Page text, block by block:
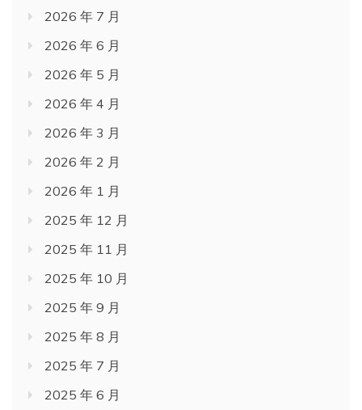
2026 年 7 月
2026 年 6 月
2026 年 5 月
2026 年 4 月
2026 年 3 月
2026 年 2 月
2026 年 1 月
2025 年 12 月
2025 年 11 月
2025 年 10 月
2025 年 9 月
2025 年 8 月
2025 年 7 月
2025 年 6 月